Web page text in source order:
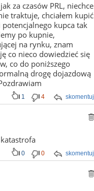
za czasów PRL, niechce
traktuje, chciałem kupić
potencjalnego kupca tak
po kupnie,
na rynku, znam
co nieco dowiedzieć się
co do poniższego
drogę dojazdową
skomentuj
1 4
skomentuj
0 0